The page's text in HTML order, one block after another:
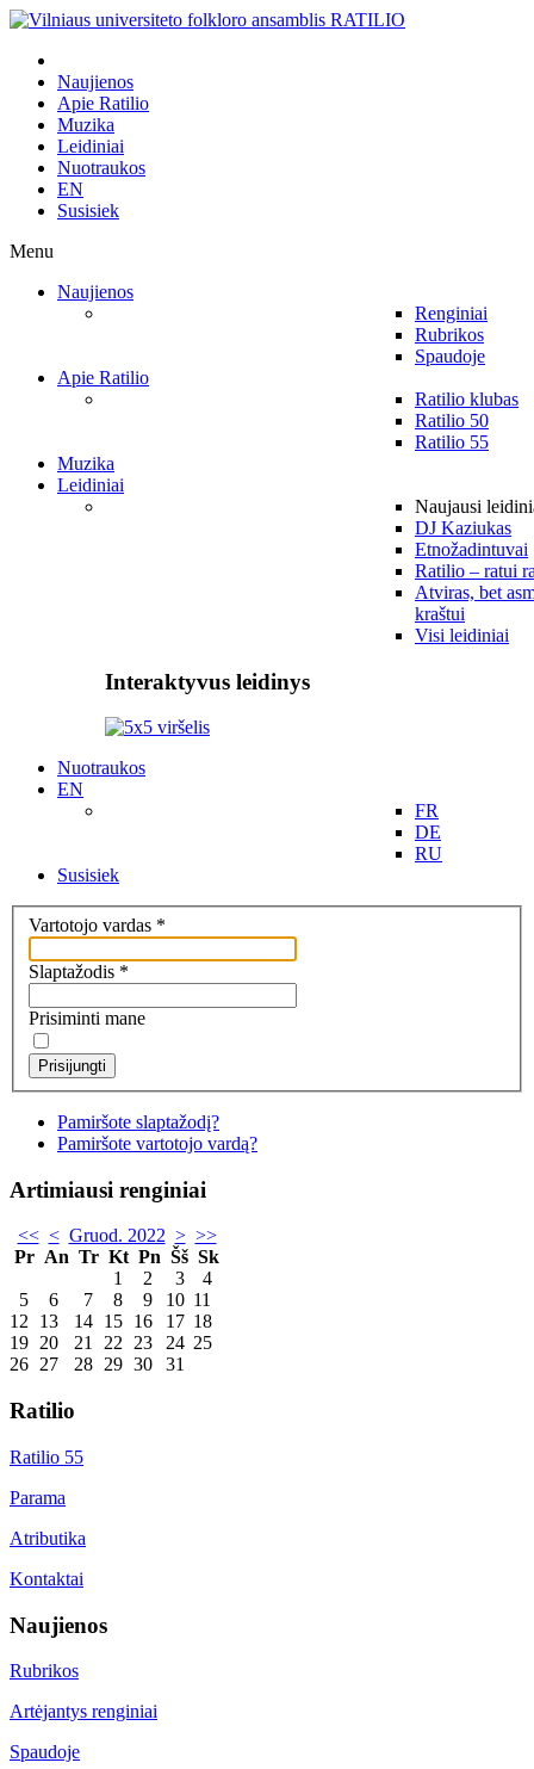
Naujienos
Apie Ratilio
Muzika
Leidiniai
Nuotraukos
EN
Susisiek
Menu
Naujienos
Renginiai
Rubrikos
Spaudoje
Apie Ratilio
Ratilio klubas
Ratilio 50
Ratilio 55
Muzika
Leidiniai
Naujausi
DJ Kaziukas
Etnožadintuvai
Ratilio – ratui
Atviras, bet
kraštui
Visi leidiniai
Interaktyvus leidinys
Nuotraukos
EN
FR
DE
RU
Susisiek
Vartotojo vardas *
Slaptažodis *
Prisiminti mane
Prisijungti
Pamiršote slaptažodį?
Pamiršote vartotojo vardą?
Artimiausi renginiai
<< < Gruod. 2022 > >>
Pr An Tr Kt Pn Šš Sk
1
2 3
4
5
6 7 8 9 10 11
12 13 14 15 16 17 18
19 20 21 22 23 24 25
26 27 28 29 30 31
Ratilio
Ratilio 55
Parama
Atributika
Kontaktai
Naujienos
Rubrikos
Artėjantys renginiai
Spaudoje